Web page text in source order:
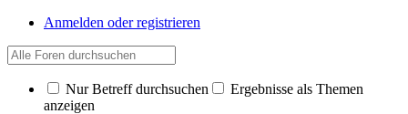
Anmelden oder registrieren
Nur Betreff durchsuchen
Ergebnisse als Themen
anzeigen